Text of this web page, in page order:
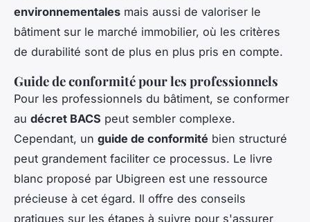
environnementales mais aussi de valoriser le
bâtiment sur le marché immobilier, où les critères
de durabilité sont de plus en plus pris en compte.
Guide de conformité pour les professionnels
Pour les professionnels du bâtiment, se conformer
au décret BACS peut sembler complexe.
Cependant, un guide de conformité bien structuré
peut grandement faciliter ce processus. Le livre
blanc proposé par Ubigreen est une ressource
précieuse à cet égard. Il offre des conseils
pratiques sur les étapes à suivre pour s'assurer